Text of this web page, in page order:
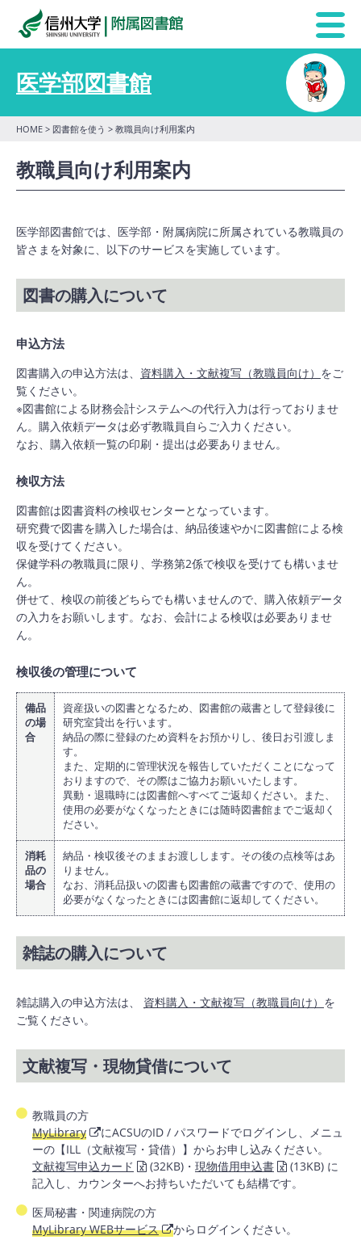
医学部図書館
HOME > 図書館を使う > 教職員向け利用案内
教職員向け利用案内
医学部図書館では、医学部・附属病院に所属されている教職員の
皆さまを対象に、以下のサービスを実施しています。
図書の購入について
申込方法
図書購入の申込方法は、 資料購入・文献複写（教職員向け） をご
覧ください。
※図書館による財務会計システムへの代行入力は行っておりませ
ん。購入依頼データは必ず教職員自らご入力ください。
なお、購入依頼一覧の印刷・提出は必要ありません。
検収方法
図書館は図書資料の検収センターとなっています。
研究費で図書を購入した場合は、納品後速やかに図書館による検
収を受けてください。
保健学科の教職員に限り、学務第2係で検収を受けても構いませ
ん。
併せて、検収の前後どちらでも構いませんので、購入依頼データ
の入力をお願いします。なお、会計による検収は必要ありませ
ん。
検収後の管理について
備品
の場
合
資産扱いの図書となるため、図書館の蔵書として登録後に
研究室貸出を行います。
納品の際に登録のため資料をお預かりし、後日お引渡しま
す。
また、定期的に管理状況を報告していただくことになって
おりますので、その際はご協力お願いいたします。
異動・退職時には図書館へすべてご返却ください。また、
使用の必要がなくなったときには随時図書館までご返却く
ださい。
消耗
品の
場合
納品・検収後そのままお渡しします。その後の点検等はあ
りません。
なお、消耗品扱いの図書も図書館の蔵書ですので、使用の
必要がなくなったときには図書館に返却してください。
雑誌の購入について
雑誌購入の申込方法は、 資料購入・文献複写（教職員向け） を
ご覧ください。
文献複写・現物貸借について
教職員の方
MyLibrary
にACSUのID / パスワードでログインし、メニュ
ーの【ILL（文献複写・貸借）】からお申し込みください。
文献複写申込カード
(32KB)・ 現物借用申込書
(13KB) に
記入し、カウンターへお持ちいただいても結構です。
医局秘書・関連病院の方
MyLibrary WEBサービス
からログインください。